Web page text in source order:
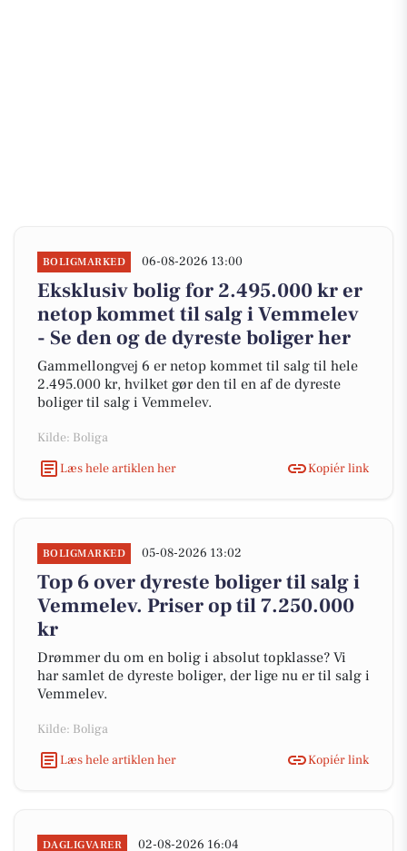
BOLIGMARKED 06-08-2026 13:00
Eksklusiv bolig for 2.495.000 kr er
netop kommet til salg i Vemmelev
- Se den og de dyreste boliger her
Gammellongvej 6 er netop kommet til salg til hele
2.495.000 kr, hvilket gør den til en af de dyreste
boliger til salg i Vemmelev.
Kilde: Boliga
Læs hele artiklen her
Kopiér link
BOLIGMARKED 05-08-2026 13:02
Top 6 over dyreste boliger til salg i
Vemmelev. Priser op til 7.250.000
kr
Drømmer du om en bolig i absolut topklasse? Vi
har samlet de dyreste boliger, der lige nu er til salg i
Vemmelev.
Kilde: Boliga
Læs hele artiklen her
Kopiér link
DAGLIGVARER 02-08-2026 16:04